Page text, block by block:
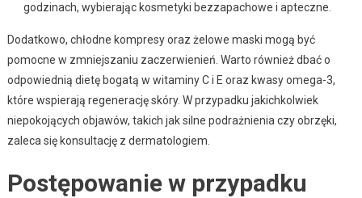
godzinach, wybierając kosmetyki bezzapachowe i apteczne.
Dodatkowo, chłodne kompresy oraz żelowe maski mogą być
pomocne w zmniejszaniu zaczerwienień. Warto również dbać o
odpowiednią dietę bogatą w witaminy C i E oraz kwasy omega-3,
które wspierają regenerację skóry. W przypadku jakichkolwiek
niepokojących objawów, takich jak silne podrażnienia czy obrzęki,
zaleca się konsultację z dermatologiem.
Postępowanie w przypadku